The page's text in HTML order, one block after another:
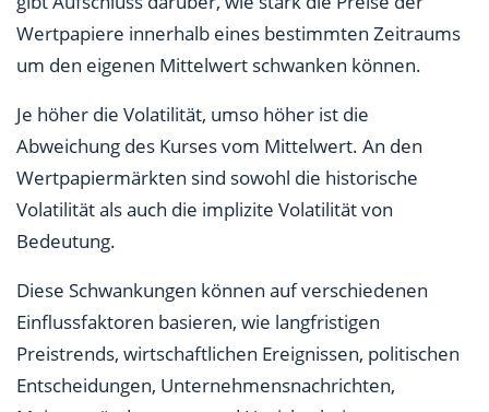
Wertpapiere innerhalb eines bestimmten Zeitraums
um den eigenen Mittelwert schwanken können.
Je höher die Volatilität, umso höher ist die
Abweichung des Kurses vom Mittelwert. An den
Wertpapiermärkten sind sowohl die historische
Volatilität als auch die implizite Volatilität von
Bedeutung.
Diese Schwankungen können auf verschiedenen
Einflussfaktoren basieren, wie langfristigen
Preistrends, wirtschaftlichen Ereignissen, politischen
Entscheidungen, Unternehmensnachrichten,